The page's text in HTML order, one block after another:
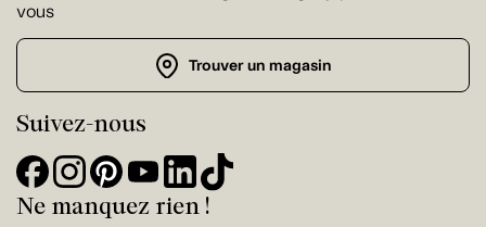
vous
Trouver un magasin
Suivez-nous
Ne manquez rien !